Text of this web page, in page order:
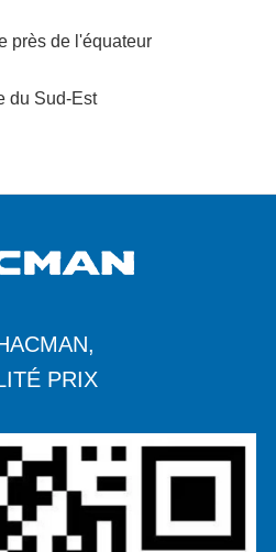
près de l'équateur
du Sud-Est
PRIX